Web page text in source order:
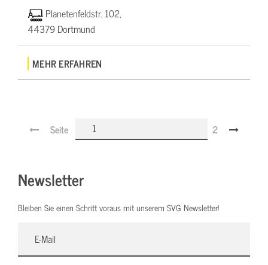
Planetenfeldstr. 102,
44379 Dortmund
MEHR ERFAHREN
Seite 2
Newsletter
Bleiben Sie einen Schritt voraus mit unserem SVG Newsletter!